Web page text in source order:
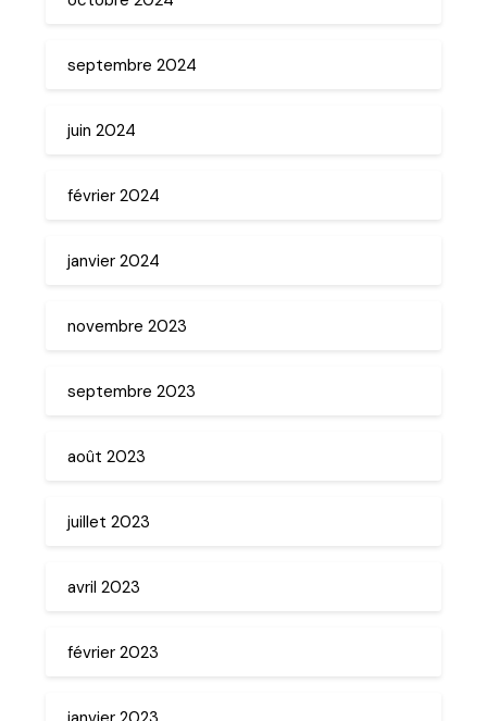
septembre 2024
juin 2024
février 2024
janvier 2024
novembre 2023
septembre 2023
août 2023
juillet 2023
avril 2023
février 2023